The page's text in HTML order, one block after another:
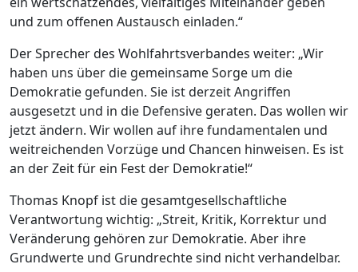
und zum offenen Austausch einladen.“
Der Sprecher des Wohlfahrtsverbandes weiter: „Wir
haben uns über die gemeinsame Sorge um die
Demokratie gefunden. Sie ist derzeit Angriffen
ausgesetzt und in die Defensive geraten. Das wollen wir
jetzt ändern. Wir wollen auf ihre fundamentalen und
weitreichenden Vorzüge und Chancen hinweisen. Es ist
an der Zeit für ein Fest der Demokratie!“
Thomas Knopf ist die gesamtgesellschaftliche
Verantwortung wichtig: „Streit, Kritik, Korrektur und
Veränderung gehören zur Demokratie. Aber ihre
Grundwerte und Grundrechte sind nicht verhandelbar.